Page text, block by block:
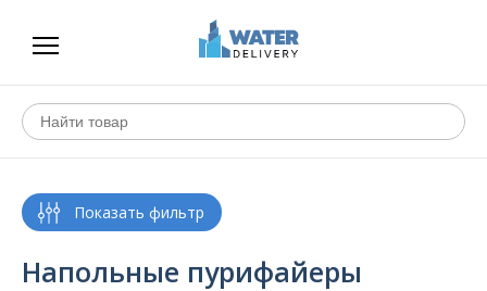
Напольные пурифайеры